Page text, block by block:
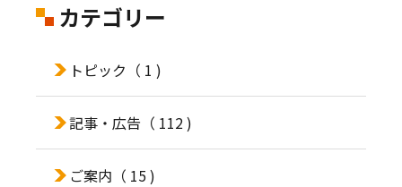
カテゴリー
トピック （ 1 )
記事・広告 （ 112 )
ご案内 （ 15 )